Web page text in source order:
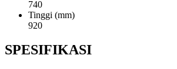
740
Tinggi (mm)
920
SPESIFIKASI